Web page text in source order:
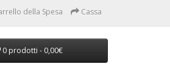
della Spesa Cassa
0 prodotti - 0,00€